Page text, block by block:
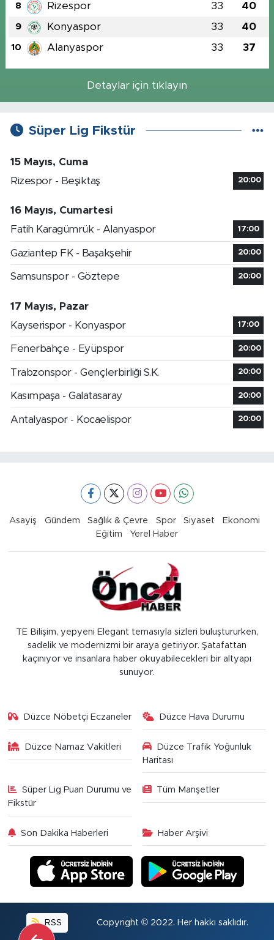
8 Rizespor 33 40
9 Konyaspor 33 40
10 Alanyaspor 33 37
Detaylar için tıklayın
Süper Lig Fikstür
15 Mayıs, Cuma
Rizespor - Beşiktaş
20:00
16 Mayıs, Cumartesi
Fatih Karagümrük - Alanyaspor
17:00
Gaziantep FK - Başakşehir 20:00
Samsunspor - Göztepe 20:00
17 Mayıs, Pazar
Kayserispor - Konyaspor
17:00
Fenerbahçe - Eyüpspor 20:00
Trabzonspor - Gençlerbirliği S.K. 20:00
Kasımpaşa - Galatasaray 20:00
Antalyaspor - Kocaelispor 20:00
Asayiş Gündem Sağlık & Çevre Spor Siyaset
Ekonomi
Eğitim
Yerel Haber
TE Bilişim, yepyeni Elegant temasıyla sizleri buluştururken,
sadelik ve modernizmi bir araya getiriyor. Şatafattan
kaçınıyor ve insanlara haber okuyabilecekleri bir altyapı
sunuyor.
Düzce Nöbetçi Eczaneler Düzce Hava Durumu
Düzce Namaz Vakitleri
Düzce Trafik Yoğunluk
Haritası
Süper Lig Puan Durumu ve
Fikstür
Tüm Manşetler
Son Dakika Haberleri Haber Arşivi
RSS Copyright © 2022. Her hakkı saklıdır.